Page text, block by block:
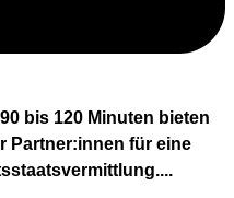
bis 120 Minuten bieten
Partner:innen für eine